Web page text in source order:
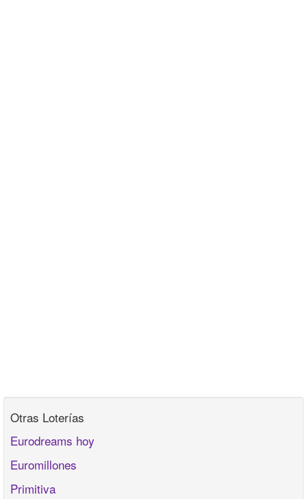
Otras Loterías
Eurodreams hoy
Euromillones
Primitiva